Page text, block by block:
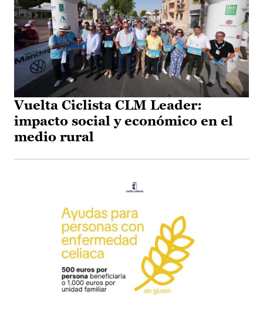
Vuelta Ciclista CLM Leader:
impacto social y económico en el
medio rural